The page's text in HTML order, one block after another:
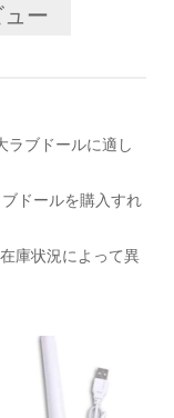
ュー
ラブドールに適し
ドールを購入すれ
庫状況によって異